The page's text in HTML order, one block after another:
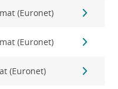
(Euronet)
(Euronet)
(Euronet)